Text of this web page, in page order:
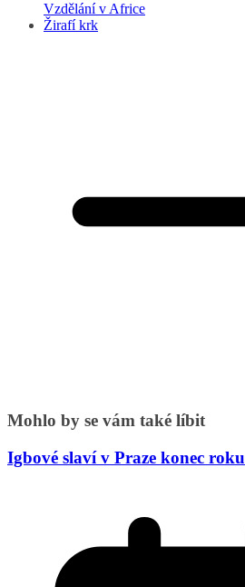
Vzdělání v Africe
Žirafí krk
Mohlo by se vám také líbit
Igbové slaví v Praze konec roku